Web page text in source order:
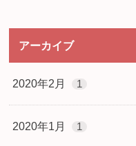
アーカイブ
2020年2月 1
2020年1月 1